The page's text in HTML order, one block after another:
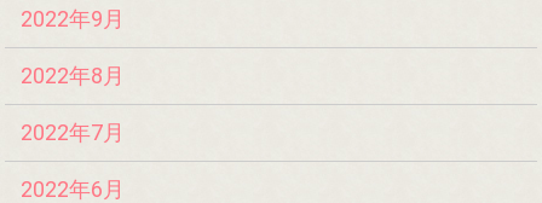
2022年9月
2022年8月
2022年7月
2022年6月